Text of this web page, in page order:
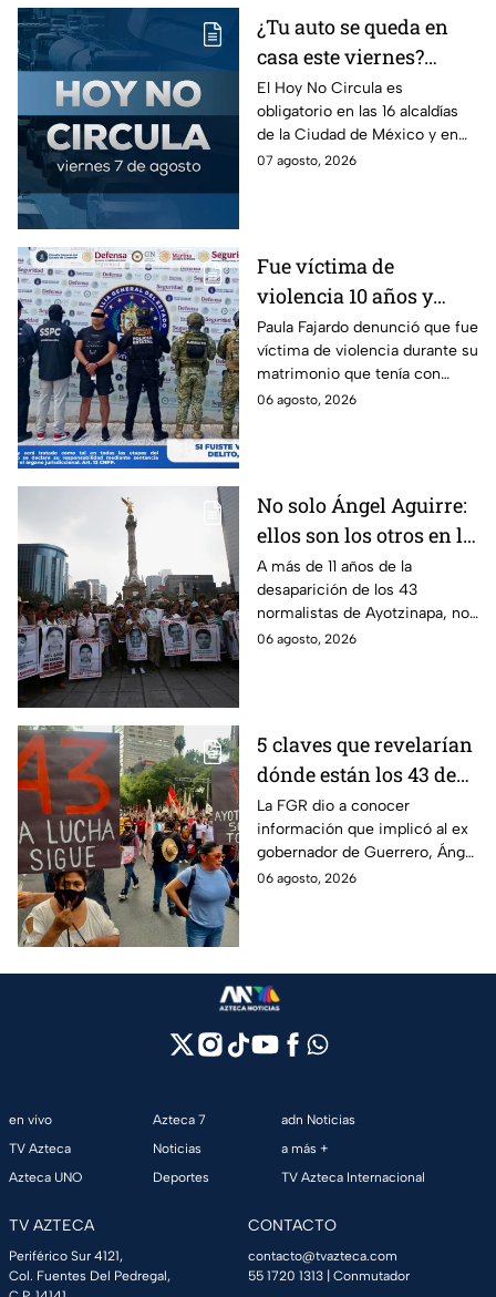
¿Tu auto se queda en
casa este viernes?
Revisa el Hoy No
Circula de este 7 de
agosto
El Hoy No Circula es
obligatorio en las 16 alcaldías
de la Ciudad de México y en
los municipios conurbados del
07 agosto, 2026
Fue víctima de
violencia 10 años y
hasta ahora detienen al
presunto agresor: el
caso de Paula Fajardo
Paula Fajardo denunció que fue
víctima de violencia durante su
matrimonio que tenía con
Jorge Francisco “N”, quien fue
06 agosto, 2026
No solo Ángel Aguirre:
ellos son los otros en la
lupa por el caso
Ayotzinapa
A más de 11 años de la
desaparición de los 43
normalistas de Ayotzinapa, no
se ha conocido el paradero de
06 agosto, 2026
5 claves que revelarían
dónde están los 43 de
Ayotzinapa tras
captura de Ángel
Aguirre, ex gobernador
de Guerrero
La FGR dio a conocer
información que implicó al ex
gobernador de Guerrero, Ángel
Aguirre, quien fue detenido
06 agosto, 2026
en vivo
TV Azteca
Azteca UNO
Azteca 7
Noticias
Deportes
adn Noticias
a más +
TV Azteca Internacional
TV AZTECA
Periférico Sur 4121,
Col. Fuentes Del Pedregal,
CONTACTO
contacto@tvazteca.com
55 1720 1313 | Conmutador